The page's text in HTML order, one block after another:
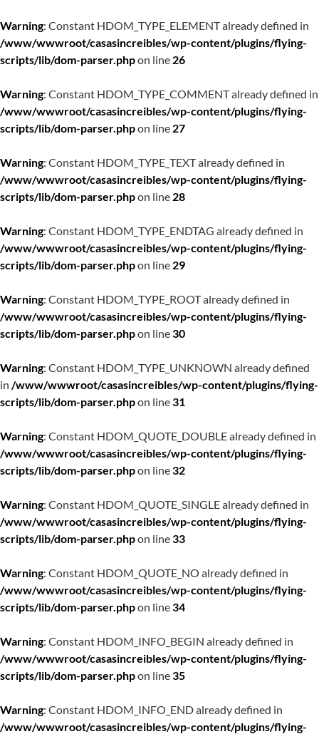
Warning: Constant HDOM_TYPE_ELEMENT already defined in
/www/wwwroot/casasincreibles/wp-content/plugins/flying-
scripts/lib/dom-parser.phpon line 26
Warning: Constant HDOM_TYPE_COMMENT already defined in
/www/wwwroot/casasincreibles/wp-content/plugins/flying-
scripts/lib/dom-parser.phpon line 27
Warning: Constant HDOM_TYPE_TEXT already defined in
/www/wwwroot/casasincreibles/wp-content/plugins/flying-
scripts/lib/dom-parser.phpon line 28
Warning: Constant HDOM_TYPE_ENDTAG already defined in
/www/wwwroot/casasincreibles/wp-content/plugins/flying-
scripts/lib/dom-parser.phpon line 29
Warning: Constant HDOM_TYPE_ROOT already defined in
/www/wwwroot/casasincreibles/wp-content/plugins/flying-
scripts/lib/dom-parser.phpon line30
Warning: Constant HDOM_TYPE_UNKNOWN already defined
in /www/wwwroot/casasincreibles/wp-content/plugins/flying-
scripts/lib/dom-parser.phpon line31
Warning: Constant HDOM_QUOTE_DOUBLE already defined in
/www/wwwroot/casasincreibles/wp-content/plugins/flying-
scripts/lib/dom-parser.phpon line32
Warning: Constant HDOM_QUOTE_SINGLE already defined in
/www/wwwroot/casasincreibles/wp-content/plugins/flying-
scripts/lib/dom-parser.phpon line33
Warning: Constant HDOM_QUOTE_NO already defined in
/www/wwwroot/casasincreibles/wp-content/plugins/flying-
scripts/lib/dom-parser.phpon line34
Warning: Constant HDOM_INFO_BEGIN already defined in
/www/wwwroot/casasincreibles/wp-content/plugins/flying-
scripts/lib/dom-parser.phpon line35
Warning: Constant HDOM_INFO_END already defined in
/www/wwwroot/casasincreibles/wp-content/plugins/flying-